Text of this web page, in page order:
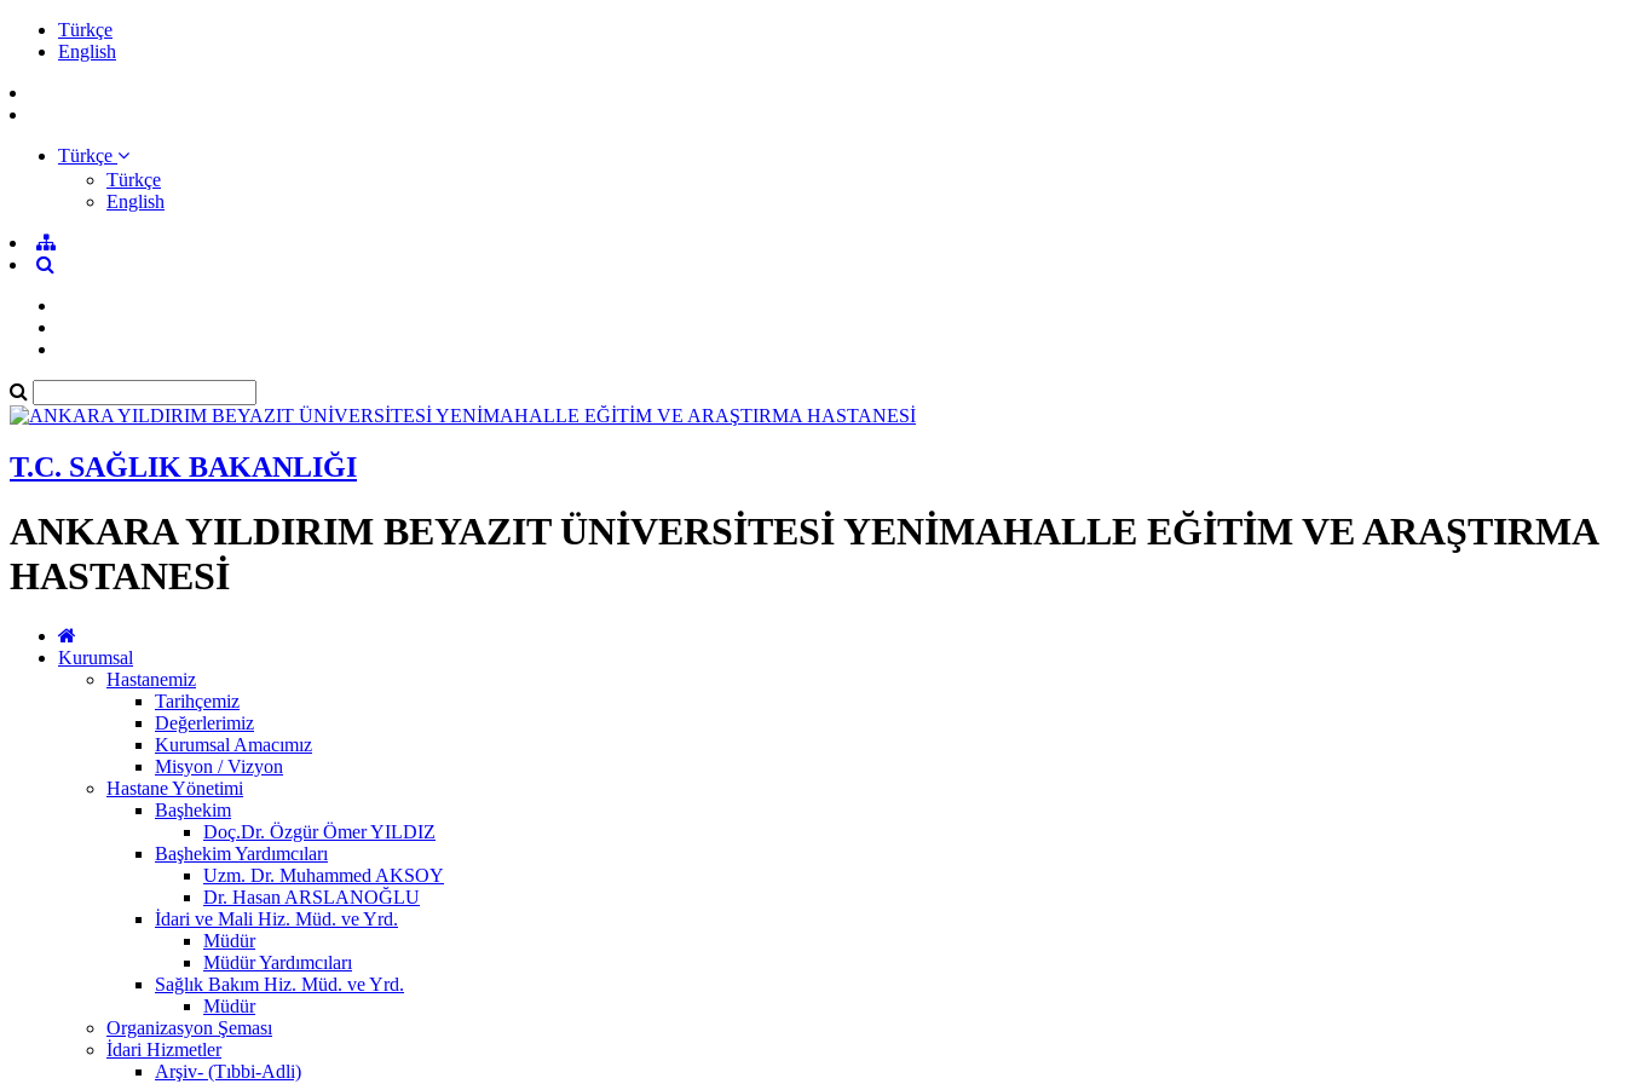
Türkçe
English
Türkçe
Türkçe
English
T.C. SAĞLIK BAKANLIĞI
ANKARA YILDIRIM BEYAZIT ÜNİVERSİTESİ YENİMAHALLE EĞİTİM VE ARAŞTIRMA
HASTANESİ
Kurumsal
Hastanemiz
Tarihçemiz
Değerlerimiz
Kurumsal Amacımız
Misyon / Vizyon
Hastane Yönetimi
Başhekim
Doç.Dr. Özgür Ömer YILDIZ
Başhekim Yardımcıları
Uzm. Dr. Muhammed AKSOY
Dr. Hasan ARSLANOĞLU
İdari ve Mali Hiz. Müd. ve Yrd.
Müdür
Müdür Yardımcıları
Sağlık Bakım Hiz. Müd. ve Yrd.
Müdür
Organizasyon Şeması
İdari Hizmetler
Arşiv- (Tıbbi-Adli)